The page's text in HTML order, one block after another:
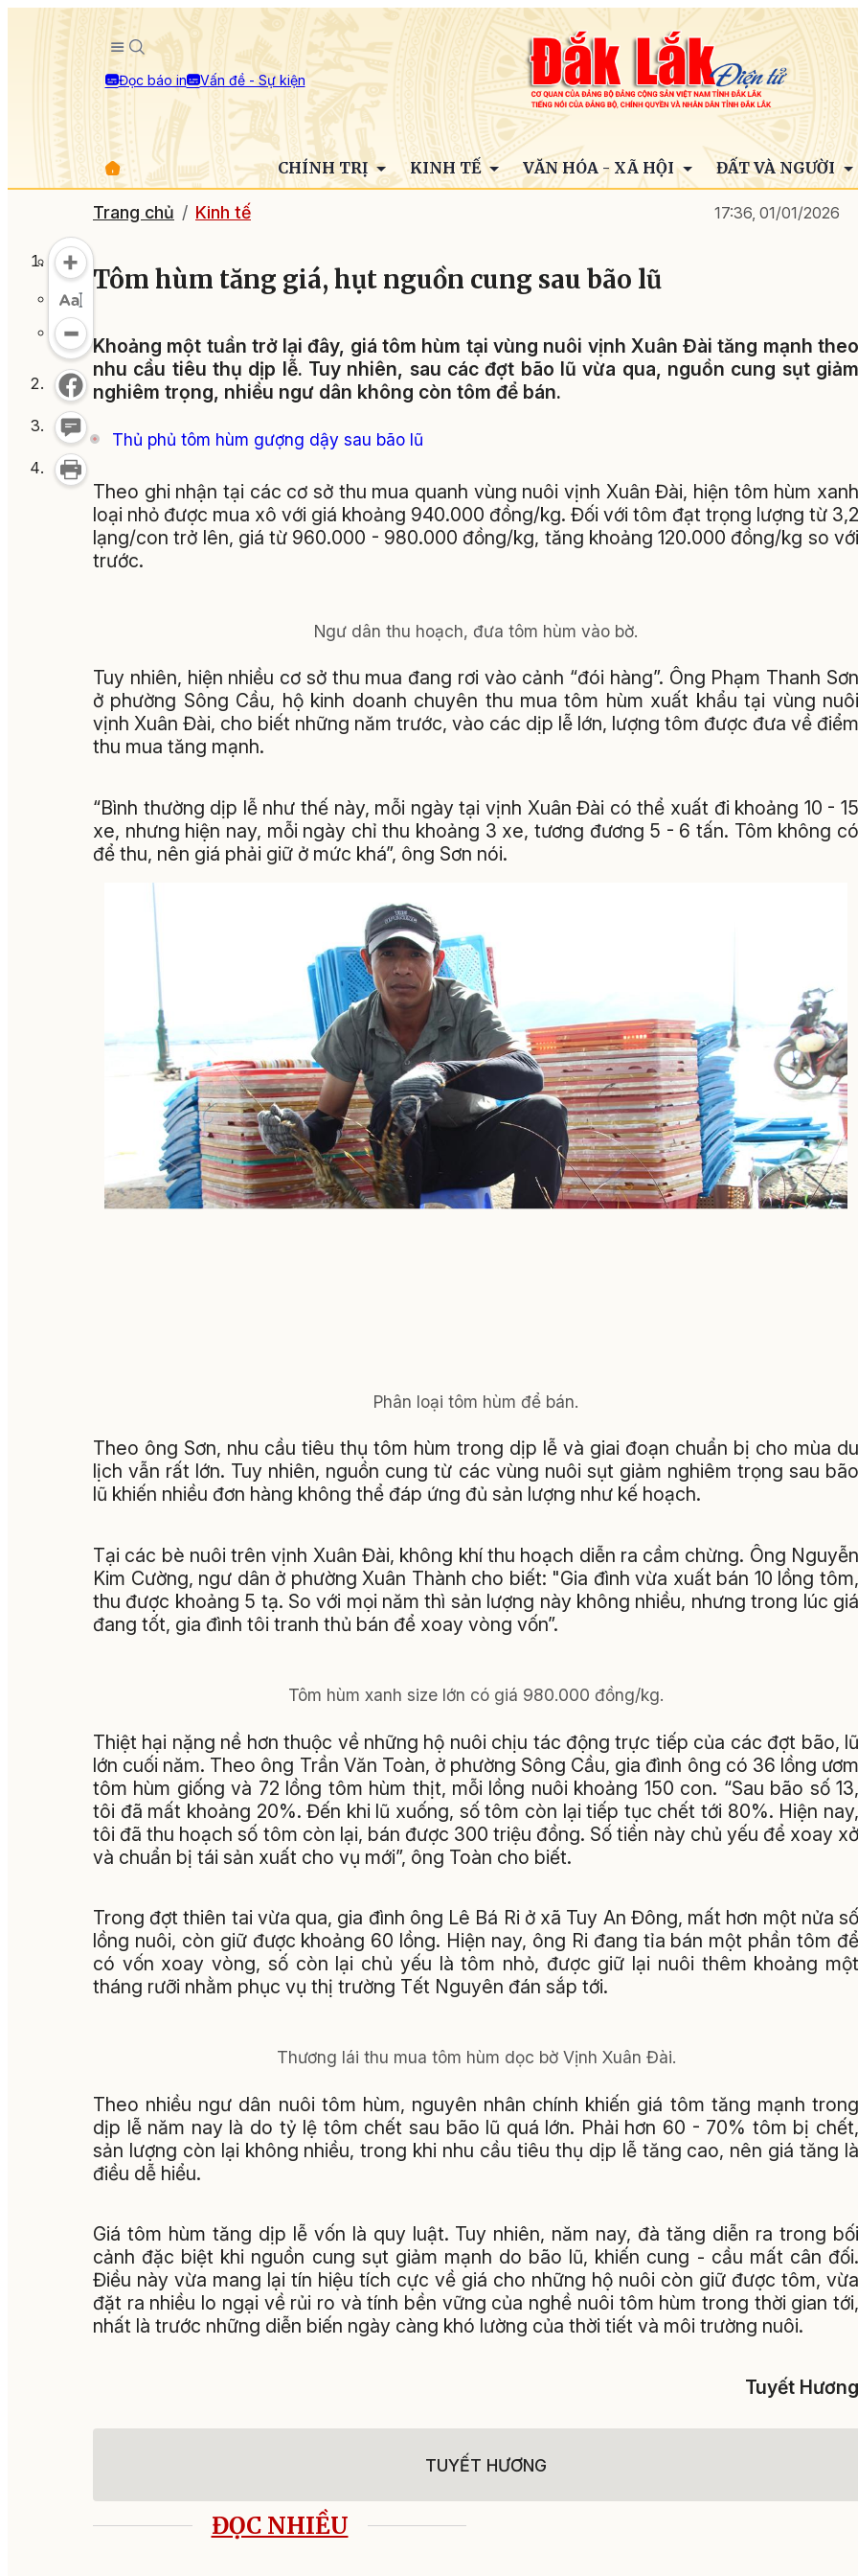
Đọc báo in Vấn đề - Sự kiện
CHÍNH TRỊ KINH TẾ VĂN HÓA - XÃ HỘI ĐẤT VÀ NGƯỜI
Trang chủ Kinh tế 17:36, 01/01/2026
Tôm hùm tăng giá, hụt nguồn cung sau bão lũ
Khoảng một tuần trở lại đây, giá tôm hùm tại vùng nuôi vịnh Xuân Đài tăng mạnh theo
nhu cầu tiêu thụ dịp lễ. Tuy nhiên, sau các đợt bão lũ vừa qua, nguồn cung sụt giảm
nghiêm trọng, nhiều ngư dân không còn tôm để bán.
Thủ phủ tôm hùm gượng dậy sau bão lũ
Theo ghi nhận tại các cơ sở thu mua quanh vùng nuôi vịnh Xuân Đài, hiện tôm hùm xanh
loại nhỏ được mua xô với giá khoảng 940.000 đồng/kg. Đối với tôm đạt trọng lượng từ 3,2
lạng/con trở lên, giá từ 960.000 - 980.000 đồng/kg, tăng khoảng 120.000 đồng/kg so với
trước.
Ngư dân thu hoạch, đưa tôm hùm vào bờ.
Tuy nhiên, hiện nhiều cơ sở thu mua đang rơi vào cảnh “đói hàng”. Ông Phạm Thanh Sơn
ở phường Sông Cầu, hộ kinh doanh chuyên thu mua tôm hùm xuất khẩu tại vùng nuôi
vịnh Xuân Đài, cho biết những năm trước, vào các dịp lễ lớn, lượng tôm được đưa về điểm
thu mua tăng mạnh.
“Bình thường dịp lễ như thế này, mỗi ngày tại vịnh Xuân Đài có thể xuất đi khoảng 10 - 15
xe, nhưng hiện nay, mỗi ngày chỉ thu khoảng 3 xe, tương đương 5 - 6 tấn. Tôm không có
để thu, nên giá phải giữ ở mức khá”, ông Sơn nói.
Phân loại tôm hùm để bán.
Theo ông Sơn, nhu cầu tiêu thụ tôm hùm trong dịp lễ và giai đoạn chuẩn bị cho mùa du
lịch vẫn rất lớn. Tuy nhiên, nguồn cung từ các vùng nuôi sụt giảm nghiêm trọng sau bão
lũ khiến nhiều đơn hàng không thể đáp ứng đủ sản lượng như kế hoạch.
Tại các bè nuôi trên vịnh Xuân Đài, không khí thu hoạch diễn ra cầm chừng. Ông Nguyễn
Kim Cường, ngư dân ở phường Xuân Thành cho biết: "Gia đình vừa xuất bán 10 lồng tôm,
thu được khoảng 5 tạ. So với mọi năm thì sản lượng này không nhiều, nhưng trong lúc giá
đang tốt, gia đình tôi tranh thủ bán để xoay vòng vốn”.
Tôm hùm xanh size lớn có giá 980.000 đồng/kg.
Thiệt hại nặng nề hơn thuộc về những hộ nuôi chịu tác động trực tiếp của các đợt bão, lũ
lớn cuối năm. Theo ông Trần Văn Toàn, ở phường Sông Cầu, gia đình ông có 36 lồng ươm
tôm hùm giống và 72 lồng tôm hùm thịt, mỗi lồng nuôi khoảng 150 con. “Sau bão số 13,
tôi đã mất khoảng 20%. Đến khi lũ xuống, số tôm còn lại tiếp tục chết tới 80%. Hiện nay,
tôi đã thu hoạch số tôm còn lại, bán được 300 triệu đồng. Số tiền này chủ yếu để xoay xở
và chuẩn bị tái sản xuất cho vụ mới”, ông Toàn cho biết.
Trong đợt thiên tai vừa qua, gia đình ông Lê Bá Ri ở xã Tuy An Đông, mất hơn một nửa số
lồng nuôi, còn giữ được khoảng 60 lồng. Hiện nay, ông Ri đang tỉa bán một phần tôm để
có vốn xoay vòng, số còn lại chủ yếu là tôm nhỏ, được giữ lại nuôi thêm khoảng một
tháng rưỡi nhằm phục vụ thị trường Tết Nguyên đán sắp tới.
Thương lái thu mua tôm hùm dọc bờ Vịnh Xuân Đài.
Theo nhiều ngư dân nuôi tôm hùm, nguyên nhân chính khiến giá tôm tăng mạnh trong
dịp lễ năm nay là do tỷ lệ tôm chết sau bão lũ quá lớn. Phải hơn 60 - 70% tôm bị chết,
sản lượng còn lại không nhiều, trong khi nhu cầu tiêu thụ dịp lễ tăng cao, nên giá tăng là
điều dễ hiểu.
Giá tôm hùm tăng dịp lễ vốn là quy luật. Tuy nhiên, năm nay, đà tăng diễn ra trong bối
cảnh đặc biệt khi nguồn cung sụt giảm mạnh do bão lũ, khiến cung - cầu mất cân đối.
Điều này vừa mang lại tín hiệu tích cực về giá cho những hộ nuôi còn giữ được tôm, vừa
đặt ra nhiều lo ngại về rủi ro và tính bền vững của nghề nuôi tôm hùm trong thời gian tới,
nhất là trước những diễn biến ngày càng khó lường của thời tiết và môi trường nuôi.
Tuyết Hương
TUYẾT HƯƠNG
ĐỌC NHIỀU